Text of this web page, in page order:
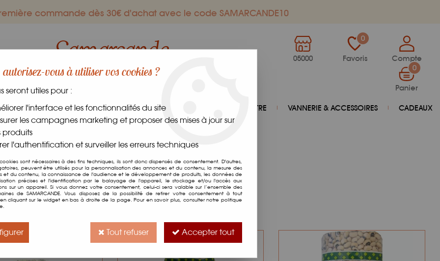
commande dès 30€ d'achat avec le code SAMARCANDE10
05000
0
Favoris Compte
0
Panier
GOURMANDS DANS LE MONDE FRAIS BIEN-ÊTRE VANNERIE & ACCESSOIRES CADEAUX
Légumineuses
17 articles sur 17
vous à utiliser vos cookies ?
seront utiles pour :
l'interface et les fonctionnalités du site
les campagnes marketing et proposer des mises à jour sur
produits
l'authentification et surveiller les erreurs techniques
sont nécessaires à des fins techniques, ils sont donc dispensés de consentement. D'autres,
peuvent être utilisés pour la personnalisation des annonces et du contenu, la mesure des
et du contenu, la connaissance de l'audience et le développement de produits, les données de
précises et l'identification par le balayage de l'appareil, le stockage et/ou l'accès aux
sur un appareil. Si vous donnez votre consentement, celui-ci sera valable sur l’ensemble des
de SAMARCANDE. Vous disposez de la possibilité de retirer votre consentement à tout
cliquant sur le widget en bas à droite de la page. Pour en savoir plus, consulter notre politique
Tout refuser Accepter tout